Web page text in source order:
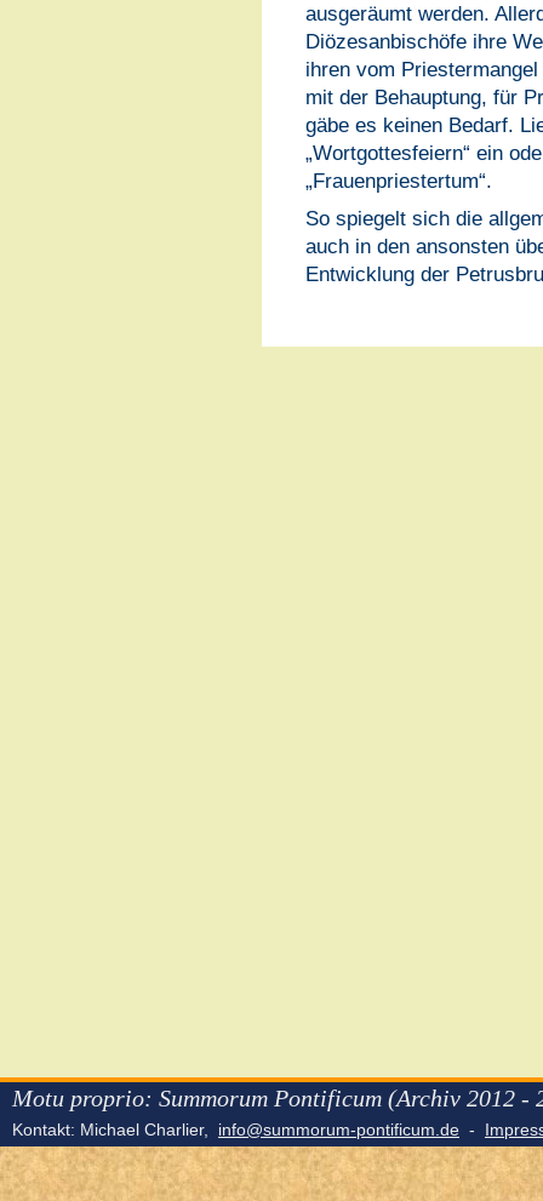
ausgeräumt werden.
Diözesanbischöfe ihre
ihren vom
mit der Behauptung, für
gäbe es keinen Bedarf.
„Wortgottesfeiern“ ein
„Frauenpriestertum“.
So spiegelt sich die
auch in den ansonsten
Entwicklung der
Motu proprio: Summorum Pontificum (Archiv 2012 -
Kontakt: Michael Charlier, info@summorum-pontificum.de -